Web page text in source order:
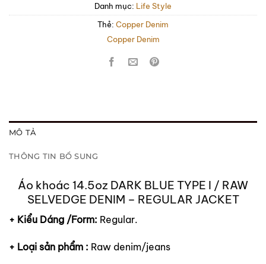
Danh mục: Life Style
Thẻ: Copper Denim
Copper Denim
MÔ TẢ
THÔNG TIN BỔ SUNG
Áo khoác 14.5oz DARK BLUE TYPE I / RAW
SELVEDGE DENIM – REGULAR JACKET
+ Kiểu Dáng /Form: Regular.
+ Loại sản phẩm : Raw denim/jeans